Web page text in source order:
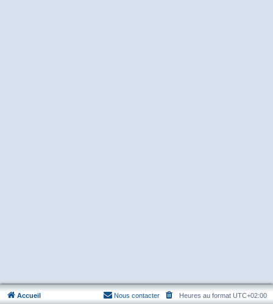
Accueil Heures au format UTC+02:00
Nous contacter